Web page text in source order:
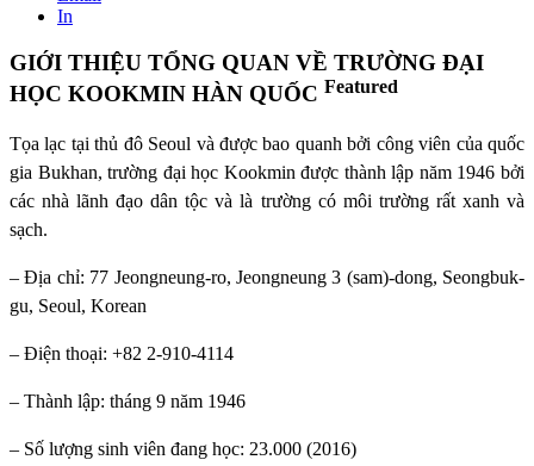
In
GIỚI THIỆU TỔNG QUAN VỀ TRƯỜNG ĐẠI
HỌC KOOKMIN HÀN QUỐC Featured
Tọa lạc tại thủ đô Seoul và được bao quanh bởi công viên của quốc
gia Bukhan, trường đại học Kookmin được thành lập năm 1946 bởi
các nhà lãnh đạo dân tộc và là trường có môi trường rất xanh và
sạch.
– Địa chỉ: 77 Jeongneung-ro, Jeongneung 3 (sam)-dong, Seongbuk-
gu, Seoul, Korean
– Điện thoại: +82 2-910-4114
– Thành lập: tháng 9 năm 1946
– Số lượng sinh viên đang học: 23.000 (2016)